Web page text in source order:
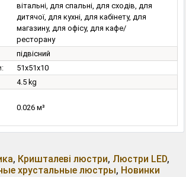
вітальні, для спальні, для сходів, для
дитячої, для кухні, для кабінету, для
магазину, для офісу, для кафе/
ресторану
підвісний
51x51x10
4.5 kg
0.026 м³
, Кришталеві люстри, Люстри LED,
хрустальные люстры, Новинки